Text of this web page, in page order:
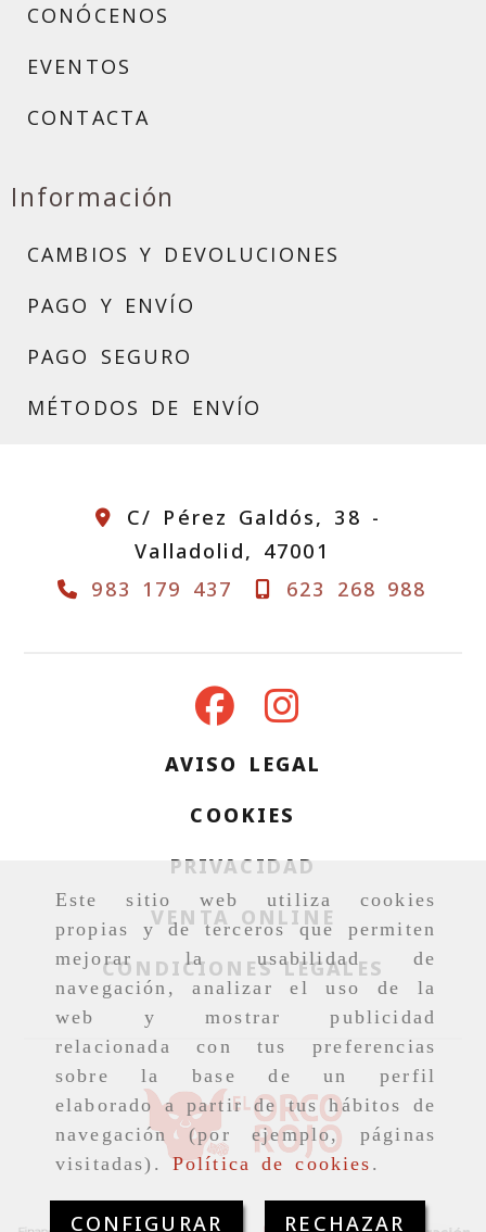
Este sitio web utiliza cookies
propias y de terceros que permiten
mejorar la usabilidad de
navegación, analizar el uso de la
web y mostrar publicidad
relacionada con tus preferencias
sobre la base de un perfil
elaborado a partir de tus hábitos de
navegación (por ejemplo, páginas
visitadas).Política de cookies .
CONFIGURAR RECHAZAR
CONÓCENOS
EVENTOS
CONTACTA
Información
CAMBIOS Y DEVOLUCIONES
PAGO Y ENVÍO
PAGO SEGURO
MÉTODOS DE ENVÍO
C/ Pérez Galdós, 38 -
Valladolid, 47001
983 179 437
623 268 988
AVISO LEGAL
COOKIES
PRIVACIDAD
VENTA ONLINE
CONDICIONES LEGALES